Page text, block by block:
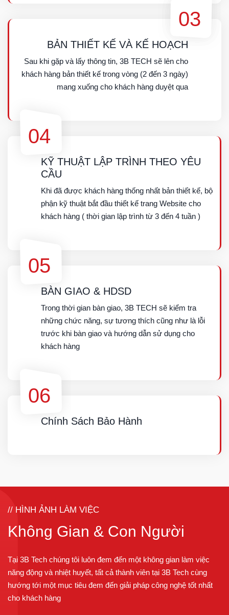
02
KÝ KẾT HỢP ĐỒNG
Soạn thảo hợp đồng dựa trên các thỏa thuận đã đạt
được giữa 3B TECH và khách hàng đã trao đổi
BẢN THIẾT KẾ VÀ KẾ HOẠCH
Sau khi gặp và lấy thông tin, 3B TECH sẽ lên cho
khách hàng bản thiết kế trong vòng (2 đến 3 ngày)
mang xuống cho khách hàng duyệt qua
04
KỸ THUẬT LẬP TRÌNH THEO YÊU
Khi đã được khách hàng thống nhất bản thiết kế, bộ
phận kỹ thuật bắt đầu thiết kế trang Website cho
khách hàng ( thời gian lập trình từ 3 đến 4 tuần )
05
BÀN GIAO & HDSD
06